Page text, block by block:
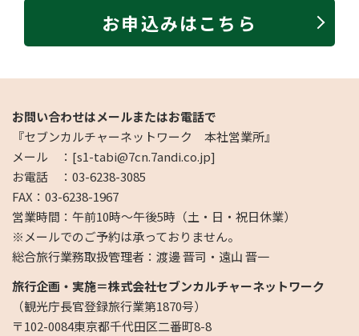
お申込みはこちら
お問い合わせはメールまたはお電話で
『セブンカルチャーネットワーク 本社営業所』
メール ：[s1-tabi@7cn.7andi.co.jp]
お電話 ：03-6238-3085
FAX：03-6238-1967
営業時間：午前10時～午後5時（土・日・祝日休業）
※メールでのご予約は承っておりません。
総合旅行業務取扱管理者：渡邊 晋司・遠山 晋一
旅行企画・実施＝株式会社セブンカルチャーネットワーク
（観光庁長官登録旅行業第1870号）
〒102-0084東京都千代田区二番町8-8